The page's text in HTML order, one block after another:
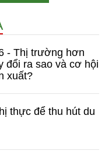
- Thị trường hơn
đổi ra sao và cơ hội
xuất?
thực để thu hút du